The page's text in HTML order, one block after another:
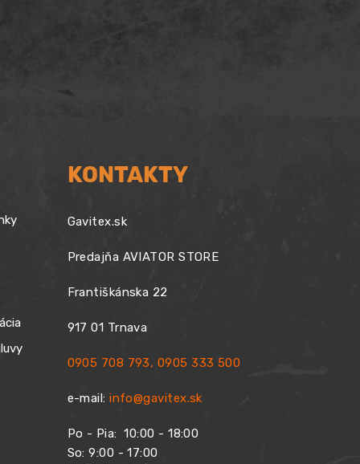
KONTAKTY
Gavitex.sk
Predajňa AVIATOR STORE
Františkánska 22
917 01 Trnava
0905 708 793, 0905 333 500
e-mail:info@gavitex.sk
Po - Pia:10:00 - 18:00
So: 9:00 - 17:00